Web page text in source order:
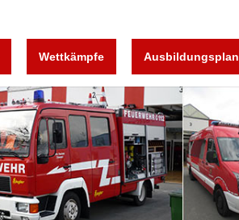
Wettkämpfe Ausbildungsplan